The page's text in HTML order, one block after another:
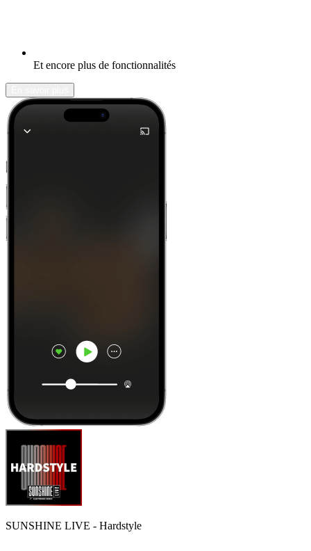
Et encore plus de fonctionnalités
SUNSHINE LIVE - Hardstyle